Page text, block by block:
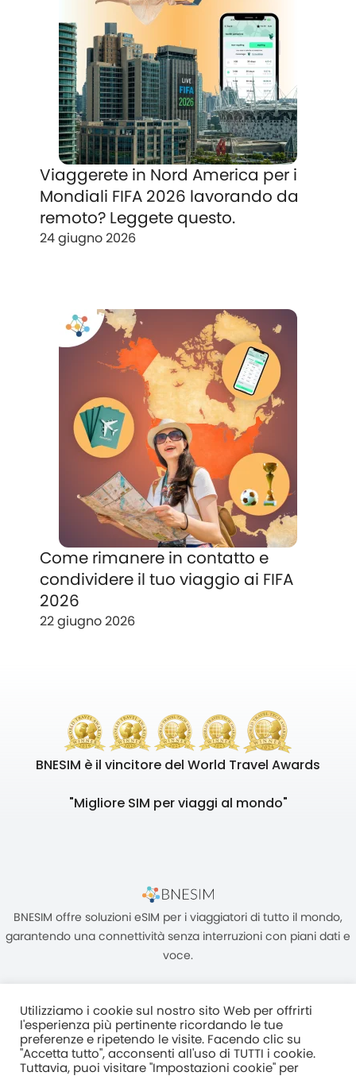
Viaggerete in Nord America per i
Mondiali FIFA 2026 lavorando da
remoto? Leggete questo.
24 giugno 2026
Come rimanere in contatto e
condividere il tuo viaggio ai FIFA
2026
22 giugno 2026
BNESIM è il vincitore del World Travel Awards
"Migliore SIM per viaggi al mondo"
BNESIM offre soluzioni eSIM per i viaggiatori di tutto il mondo,
garantendo una connettività senza interruzioni con piani dati e
voce.
Unità C, 8/F, King Palace Plaza, NO:55 King Yip Street, Kwun Tong,
Kowloon, HONG KONG
Utilizziamo i cookie sul nostro sito Web per offrirti
l'esperienza più pertinente ricordando le tue
preferenze e ripetendo le visite. Facendo clic su
"Accetta tutto", acconsenti all'uso di TUTTI i cookie.
Tuttavia, puoi visitare "Impostazioni cookie" per